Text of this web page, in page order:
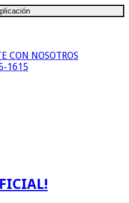
CON NOSOTROS
1615